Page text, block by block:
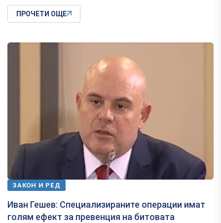
ПРОЧЕТИ ОЩЕ
ЗАКОН И РЕД
Иван Гешев: Специализираните операции имат
голям ефект за превенция на битовата